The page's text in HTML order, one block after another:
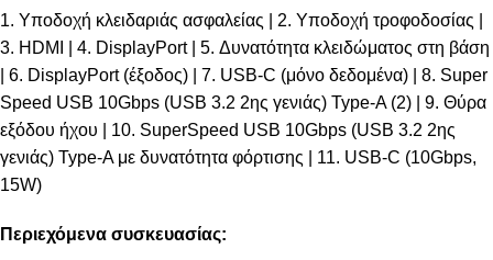
1. Υποδοχή κλειδαριάς ασφαλείας | 2. Υποδοχή τροφοδοσίας |
3. HDMI | 4. DisplayPort | 5. Δυνατότητα κλειδώματος στη βάση
| 6. DisplayPort (έξοδος) | 7. USB-C (μόνο δεδομένα) | 8. Super
Speed USB 10Gbps (USB 3.2 2ης γενιάς) Type-A (2) | 9. Θύρα
εξόδου ήχου | 10. SuperSpeed USB 10Gbps (USB 3.2 2ης
γενιάς) Type-Α με δυνατότητα φόρτισης | 11. USB-C (10Gbps,
15W)
Περιεχόμενα συσκευασίας: